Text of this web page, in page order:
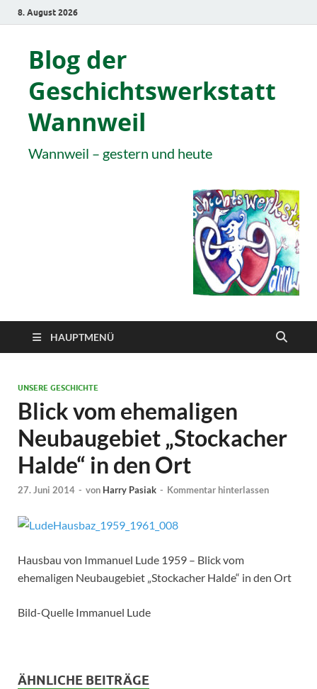
8. August 2026
Blog der
Geschichtswerkstatt
Wannweil
Wannweil – gestern und heute
HAUPTMENÜ
UNSERE GESCHICHTE
Blick vom ehemaligen
Neubaugebiet „Stockacher
Halde“ in den Ort
27. Juni 2014 - von Harry Pasiak - Kommentar hinterlassen
Hausbau von Immanuel Lude 1959 – Blick vom
ehemaligen Neubaugebiet „Stockacher Halde“ in den Ort
Bild-Quelle Immanuel Lude
ÄHNLICHE BEITRÄGE